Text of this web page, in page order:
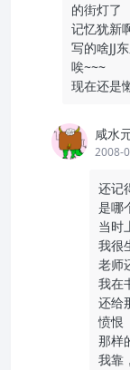
的街灯了
记忆犹新
写的啥JJ
唉~~~
现在还是
咸水
2008-
还记
是哪
当时
我很
老师
我在
还给
愤恨
那样
我靠